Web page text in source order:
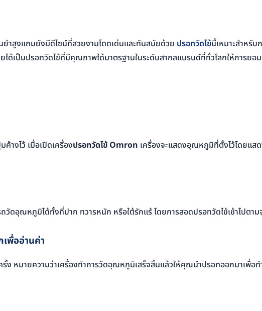
ำสูงแถมยังมีดีไซน์ที่สวยงามโดดเด่นและทันสมัยด้วย ปรอทวัดไข้นี้เหมาะสำหรั
ด้เป็นปรอทวัดไข้ที่มีคุณภาพได้มาตรฐานในระดับสากลแบรนด์ที่ทั่วโลกให้การยอ
างไว้ เมื่อเปิดเครื่องปรอทวัดไข้ Omron เครื่องจะแสดงอุณหภูมิที่ตั้งไว้โดยแส
วัดอุณหภูมิได้ทั้งที่ปาก ทวารหนัก หรือใต้รักแร้ โดยการสอดปรอทวัดไข้เข้าไปตา
พื่ออ่านค่า
รั้ง หมายความว่าเครื่องทำการวัดอุณหภูมิเสร็จสิ้นแล้วให้คุณนำปรอทออกมาเพื่อท